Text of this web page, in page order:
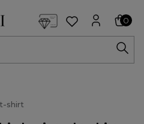
0
shirt